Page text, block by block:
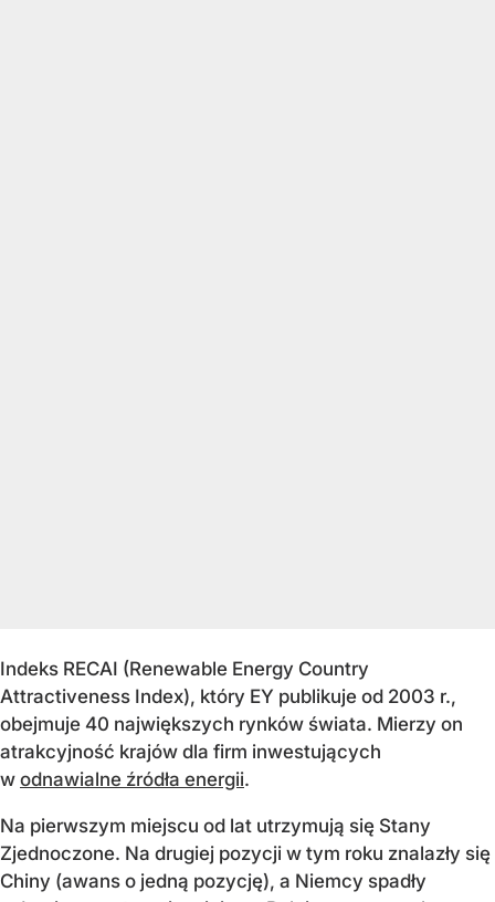
Indeks RECAI (Renewable Energy Country
Attractiveness Index), który EY publikuje od 2003 r.,
obejmuje 40 największych rynków świata. Mierzy on
atrakcyjność krajów dla firm inwestujących
w odnawialne źródła energii.
Na pierwszym miejscu od lat utrzymują się Stany
Zjednoczone. Na drugiej pozycji w tym roku znalazły się
Chiny (awans o jedną pozycję), a Niemcy spadły